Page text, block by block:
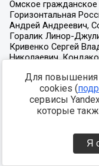
Для повышения
cookies (
сервисы
которые
Я